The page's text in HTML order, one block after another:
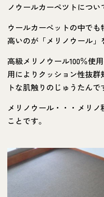
ノウールカーペツトについ
ウールカーぺットの中で
高いのが「メリノウール」
高級メリノウール100％使
用によりクッション性抜
トな肌触りのじゅうたんで
メリノウール・・・メリ
ことです。